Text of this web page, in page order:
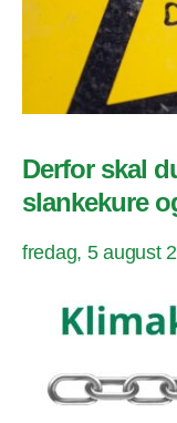
Derfor skal
slankekure
fredag, 5 august